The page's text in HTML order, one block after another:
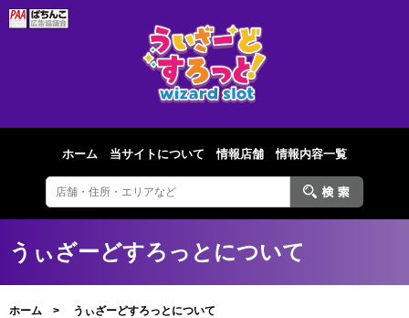
ホーム 当サイトについて 情報店舗 情報内容一覧
うぃざーどすろっとについて
ホーム うぃざーどすろっとについて